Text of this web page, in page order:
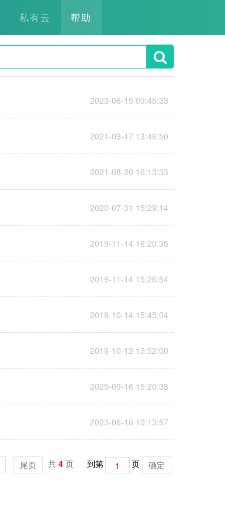
私有云 帮助
2023-06-15 09:45:33
2021-09-17 13:46:50
2021-08-20 16:13:33
2020-07-31 15:29:14
2019-11-14 16:20:35
2019-11-14 15:26:54
2019-10-14 15:45:04
2019-10-12 15:52:00
2025-09-16 15:20:33
2023-06-16 10:13:57
尾页 共 4 页 到第 页 确定